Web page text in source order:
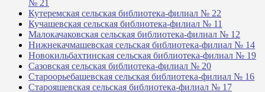
№ 21
Кутеремская сельская библиотека-филиал № 22
Кучашевская сельская библиотека-филиал № 11
Малокачаковская сельская библиотека-филиал № 12
Нижнекачмашевская сельская библиотека-филиал № 14
Новокильбахтинская сельская библиотека-филиал № 19
Сазовская сельская библиотека-филиал № 20
Староорьебашевская сельская библиотека-филиал № 16
Старояшевская сельская библиотека-филиал № 17